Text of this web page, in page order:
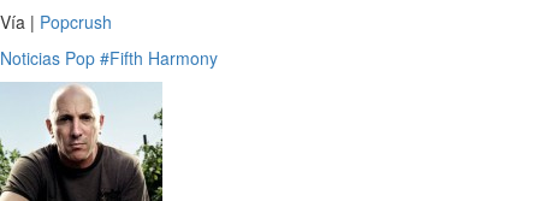
Vía | Popcrush
Noticias Pop #Fifth Harmony